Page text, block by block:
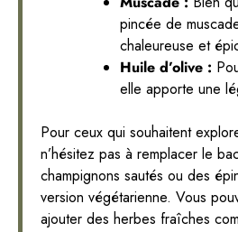
pincée de
chaleureuse et
Huile d’olive :
elle apporte une
Pour ceux qui souhaitent
n’hésitez pas à remplacer le
champignons sautés ou des
version végétarienne. Vous
ajouter des herbes fraîches